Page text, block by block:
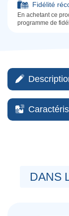
Fidélité
En achetant ce
programme de
DANS